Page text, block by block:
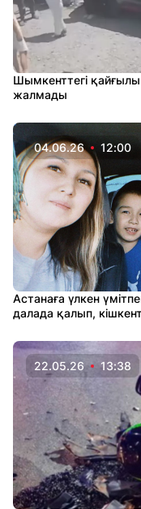
Шымкенттегі
жалмады
04.06.26 12:00
Астанаға үлкен
далада қалып,
22.05.26 13:38